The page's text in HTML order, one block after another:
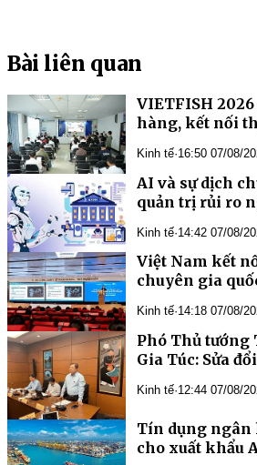
Bài liên quan
VIETFISH
hàng, kết nối
Kinh tế·16:50 07/08/
AI và sự dịch
quản trị rủi ro
Kinh tế·14:42 07/08/
Việt Nam kết
chuyên gia
truyền học
Kinh tế·14:18 07/08/
Phó Thủ tướng
Gia Túc: Sửa
cần thiết, cấp
Kinh tế·12:44 07/08/
Tín dụng ngân
cho xuất khẩu